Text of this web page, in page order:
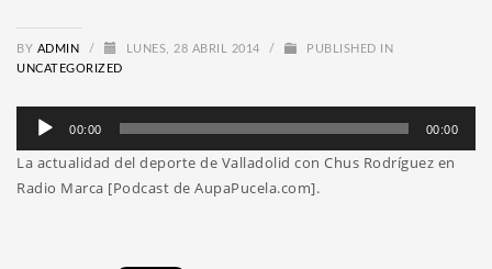
BY ADMIN / LUNES, 28 ABRIL 2014 /
PUBLISHED IN
UNCATEGORIZED
Reproductor
audio
00:00 00:00
La actualidad del deporte de Valladolid con Chus Rodríguez en
Radio Marca [Podcast de AupaPucela.com].